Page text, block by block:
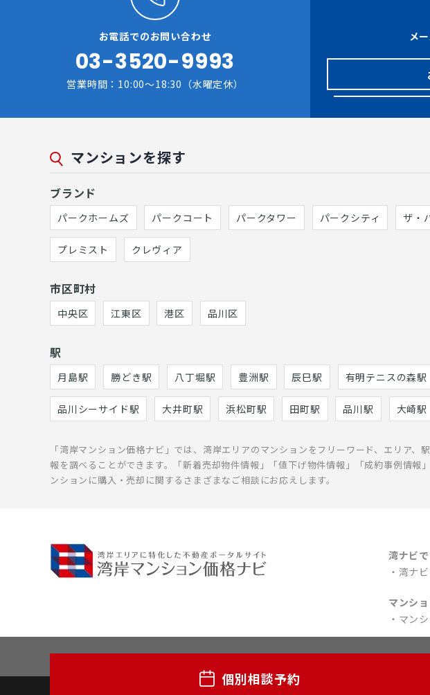
個別相談予約
お電話でのお問い合わせ
03-3520-9993
営業時間：10:00～18:30（水曜定休）
メ
マンションを探す
ブランド
パークホームズ パークコート パークタワー パークシティ ザ・
プレミスト クレヴィア
市区町村
中央区 江東区 港区 品川区
駅
月島駅 勝どき駅 八丁堀駅 豊洲駅 辰巳駅 有明テニスの森駅
品川シーサイド駅 大井町駅 浜松町駅 田町駅 品川駅 大崎駅
「湾岸マンション価格ナビ」では、湾岸エリアのマンションをフリーワード、エリア
報を調べることができます。「新着売却物件情報」「値下げ物件情報」「成約事例情
ンションに購入・売却に関するさまざまなご相談にお応えします。
湾ナビ
湾ナ
マンシ
マン